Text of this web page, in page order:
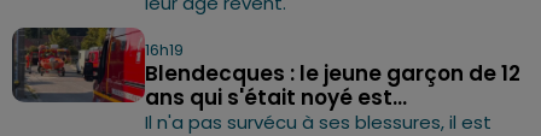
16h19
Blendecques : le jeune garçon de 12
ans qui s'était noyé est...
Il n'a pas survécu à ses blessures, il est